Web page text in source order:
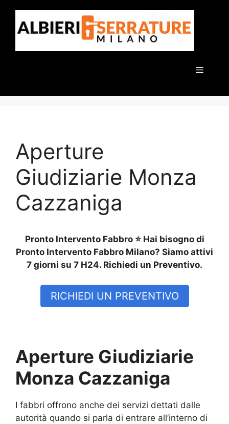
contenuto
Menu
Aperture
Giudiziarie Monza
Cazzaniga
Pronto Intervento Fabbro ⭐ Hai bisogno di
Pronto Intervento Fabbro Milano? Siamo attivi
7 giorni su 7 H24. Richiedi un Preventivo.
RICHIEDI UN PREVENTIVO
Aperture Giudiziarie
Monza Cazzaniga
I fabbri offrono anche dei servizi dettati dalle
autorità quando si parla di entrare all’interno di